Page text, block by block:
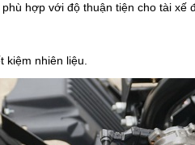
hợp với độ thuận tiện cho tài xế
nhiên liệu.